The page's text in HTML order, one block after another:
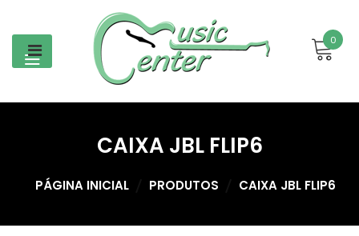
content
0
CAIXA JBL FLIP6
PÁGINA INICIAL PRODUTOS CAIXA JBL FLIP6